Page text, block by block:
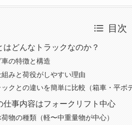
目次
はどんなトラックなのか？
の特徴と構造
みと荷役がしやすい理由
クとの違いを簡単に比較（箱車・平ボ
仕事内容はフォークリフト中心
物の種類（軽〜中重量物が中心）